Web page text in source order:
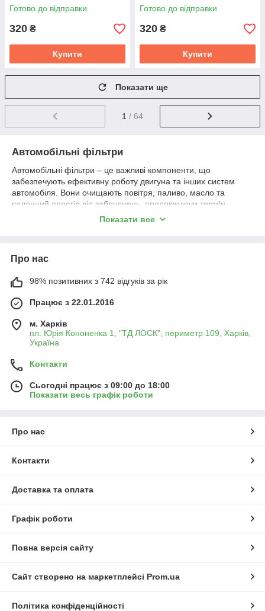
Готово до відправки
320 ₴
Купити
Готово до відправки
320 ₴
Купити
Показати ще
1 / 64
Автомобільні фільтри
Автомобільні фільтри – це важливі компоненти, що
забезпечують ефективну роботу двигуна та інших систем
автомобіля. Вони очищають повітря, паливо, масло та
салонний простір від забруднень, продовжуючи термін
служби агрегатів і покращуючи комфорт водія та пасажирів.
двигун, запобігаючи потраплянню пилу та бруду.
видаляючи металеві частинки, нагар і забруднення.
домішок і води, забезпечуючи стабільну роботу двигуна.
алергенів і неприємних запахів.
Навіщо міняти фільтри регулярно?
🔹 Підвищення продуктивності та економічності двигуна
🔹 Захист від передчасного зносу деталей
🔹 Чисте повітря у салоні без пилу та алергенів
🔹 Безперебійна робота паливної та мастильної систем
надійні рішення для довговічної та безпечної експлуатації
Показати все
Про нас
98% позитивних з 742 відгуків за рік
Працює з 22.01.2016
м. Харків
пл. Юрія Кононенка 1, "ТД ЛОСК", периметр 109, Харків,
Україна
Контакти
Сьогодні працює з 09:00 до 18:00
Показати весь графік роботи
Про нас
Контакти
Доставка та оплата
Графік роботи
Повна версія сайту
Сайт створено на маркетплейсі Prom.ua
Політика конфіденційності